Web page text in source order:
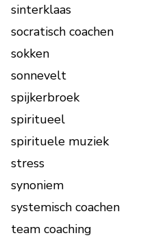
sinterklaas
socratisch coachen
sokken
sonnevelt
spijkerbroek
spiritueel
spirituele muziek
stress
synoniem
systemisch coachen
team coaching